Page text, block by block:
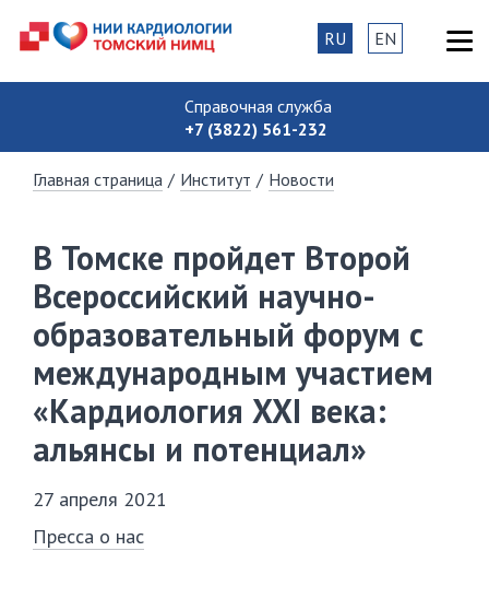
Справочная служба
+7 (3822) 561-232
RU EN
Главная страница / Институт / Новости
В Томске пройдет Второй
Всероссийский научно-
образовательный форум с
международным участием
«Кардиология XXI века:
альянсы и потенциал»
27 апреля 2021
Пресса о нас